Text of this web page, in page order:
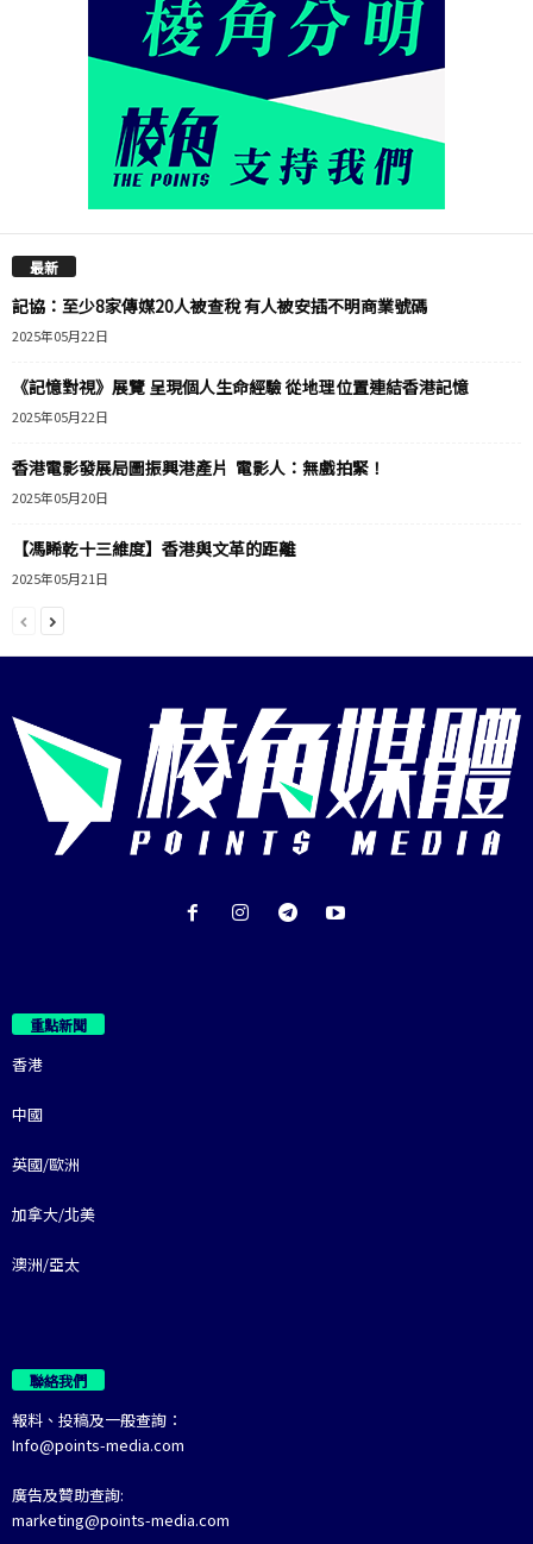
最新
記協：至少8家傳媒20人被查稅 有人被安插不明商業號碼
2025年05月22日
《記憶對視》展覽 呈現個人生命經驗 從地理位置連結香港記憶
2025年05月22日
香港電影發展局圖振興港產片 電影人：無戲拍緊！
2025年05月20日
【馮睎乾十三維度】香港與文革的距離
2025年05月21日
重點新聞
香港
中國
英國/歐洲
加拿大/北美
澳洲/亞太
聯絡我們
報料、投稿及一般查詢：
Info@points-media.com
廣告及贊助查詢:
marketing@points-media.com